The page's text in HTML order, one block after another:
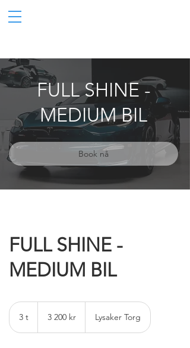
FULL SHINE -
MEDIUM BIL
Book nå
FULL SHINE -
MEDIUM BIL
3 t
kroner3 200 kr Lysaker Torg